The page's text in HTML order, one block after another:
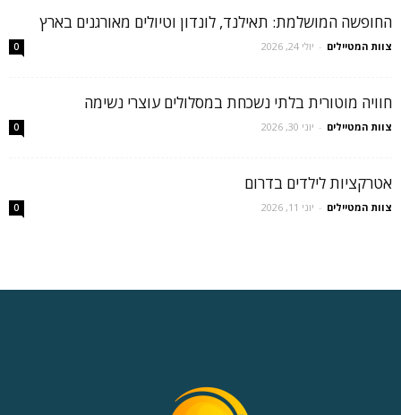
החופשה המושלמת: תאילנד, לונדון וטיולים מאורגנים בארץ
צוות המטיילים - יולי 24, 2026 0
חוויה מוטורית בלתי נשכחת במסלולים עוצרי נשימה
צוות המטיילים - יוני 30, 2026 0
אטרקציות לילדים בדרום
צוות המטיילים - יוני 11, 2026 0